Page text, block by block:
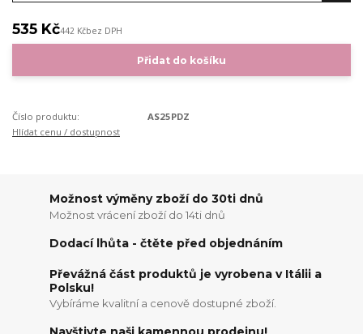
535 Kč442 Kčbez DPH
Přidat do košíku
Číslo produktu:
AS25PDZ
Hlídat cenu / dostupnost
Možnost výměny zboží do 30ti dnů
Možnost vrácení zboží do 14ti dnů
Dodací lhůta - čtěte před objednáním
Převážná část produktů je vyrobena v Itálii a
Polsku!
Vybíráme kvalitní a cenově dostupné zboží.